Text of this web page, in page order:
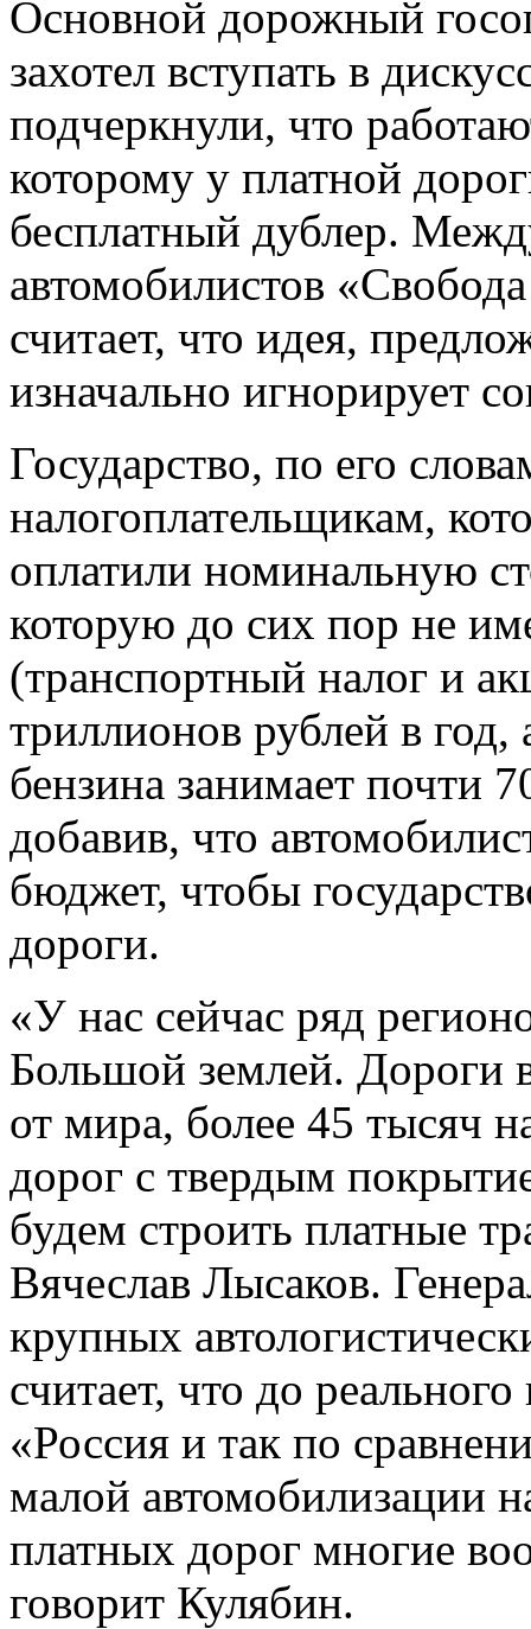
Основной дорожный
захотел вступать в
подчеркнули, что
которому у платной
бесплатный дублер.
автомобилистов
считает, что идея,
изначально игнорирует
Государство, по его
налогоплательщикам,
оплатили номинальную
которую до сих пор не
(транспортный налог и
триллионов рублей в год,
бензина занимает почти
добавив, что
бюджет, чтобы
дороги.
«У нас сейчас ряд
Большой землей. Дороги
от мира, более 45 тысяч
дорог с твердым
будем строить платные
Вячеслав Лысаков.
крупных
считает, что до
«Россия и так по
малой автомобилизации
платных дорог многие
говорит Кулябин.